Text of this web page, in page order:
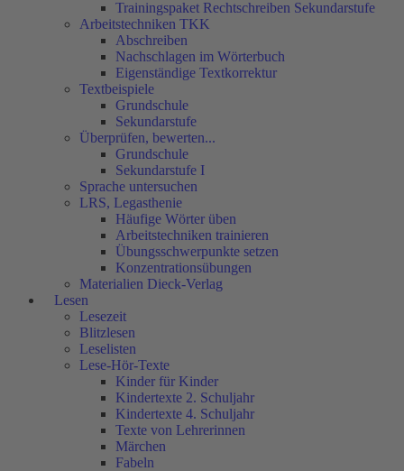
Trainingspaket Rechtschreiben Sekundarstufe
Arbeitstechniken TKK
Abschreiben
Nachschlagen im Wörterbuch
Eigenständige Textkorrektur
Textbeispiele
Grundschule
Sekundarstufe
Überprüfen, bewerten...
Grundschule
Sekundarstufe I
Sprache untersuchen
LRS, Legasthenie
Häufige Wörter üben
Arbeitstechniken trainieren
Übungsschwerpunkte setzen
Konzentrationsübungen
Materialien Dieck-Verlag
Lesen
Lesezeit
Blitzlesen
Leselisten
Lese-Hör-Texte
Kinder für Kinder
Kindertexte 2. Schuljahr
Kindertexte 4. Schuljahr
Texte von Lehrerinnen
Märchen
Fabeln